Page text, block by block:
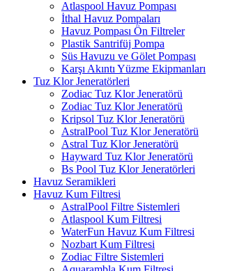
Atlaspool Havuz Pompası
İthal Havuz Pompaları
Havuz Pompası Ön Filtreler
Plastik Santrifüj Pompa
Süs Havuzu ve Gölet Pompası
Karşı Akıntı Yüzme Ekipmanları
Tuz Klor Jeneratörleri
Zodiac Tuz Klor Jeneratörü
Zodiac Tuz Klor Jeneratörü
Kripsol Tuz Klor Jeneratörü
AstralPool Tuz Klor Jeneratörü
Astral Tuz Klor Jeneratörü
Hayward Tuz Klor Jeneratörü
Bs Pool Tuz Klor Jeneratörleri
Havuz Seramikleri
Havuz Kum Filtresi
AstralPool Filtre Sistemleri
Atlaspool Kum Filtresi
WaterFun Havuz Kum Filtresi
Nozbart Kum Filtresi
Zodiac Filtre Sistemleri